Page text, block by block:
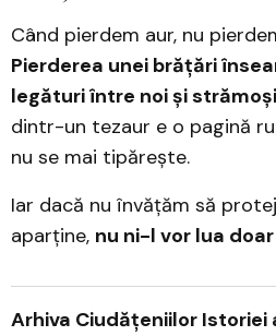
Când pierdem aur, nu
Pierderea unei brățări
legături între noi și
dintr-un tezaur e o pagină
nu se mai tipărește.
Iar dacă nu învățăm să
aparține, nu ni-l vor lua
Arhiva Ciudățeniilor Istoriei